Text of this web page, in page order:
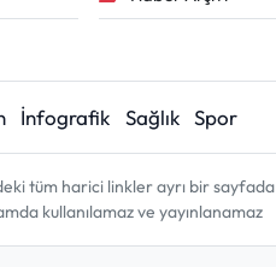
İnfografik Sağlık Spor
tüm harici linkler ayrı bir sayfada
kullanılamaz ve yayınlanamaz